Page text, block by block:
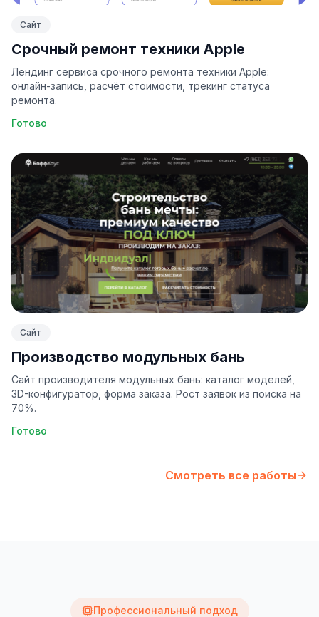
Сайт
Срочный ремонт техники Apple
Лендинг сервиса срочного ремонта техники Apple:
онлайн-запись, расчёт стоимости, трекинг статуса
ремонта.
Готово
Сайт
Производство модульных бань
Сайт производителя модульных бань: каталог моделей,
3D-конфигуратор, форма заказа. Рост заявок из поиска на
70%.
Готово
Смотреть все работы
Профессиональный подход